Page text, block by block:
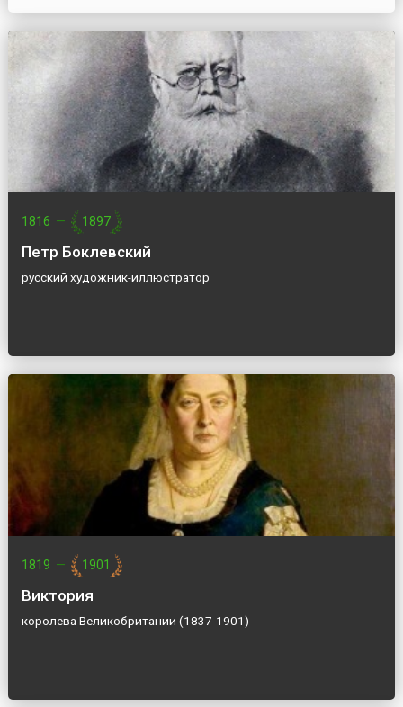
1816 — 1897
Петр Боклевский
русский художник-иллюстратор
1819 — 1901
Виктория
королева Великобритании (1837-1901)